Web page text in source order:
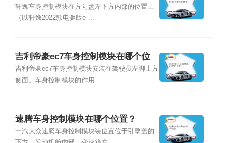
轩逸车身控制模块在方向盘左下方内部的位置上
（以轩逸2022款电驱版e-...
吉利帝豪ec7车身控制模块在哪个位
置？
吉利帝豪ec7车身控制模块安装在驾驶员左脚上方
侧面。车身控制模块的作用...
速腾车身控制模块在哪个位置？
一汽大众速腾车身控制模块装位置位于引擎盖的